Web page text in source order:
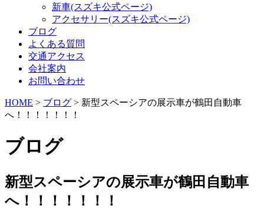
新車(スズキ公式ページ)
アクセサリー(スズキ公式ページ)
ブログ
よくある質問
交通アクセス
会社案内
お問い合わせ
HOME > ブログ > 新型スペーシアの展示車が鶴田自動車
へ！！！！！！！
ブログ
新型スペーシアの展示車が鶴田自動車
へ！！！！！！！